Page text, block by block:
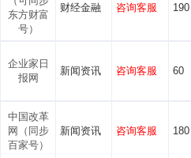
东方财富
号）
财经金融 咨询客服 190
企业家日
报网
新闻资讯 咨询客服 60
中国改革
网（同步
百家号）
新闻资讯 咨询客服 180